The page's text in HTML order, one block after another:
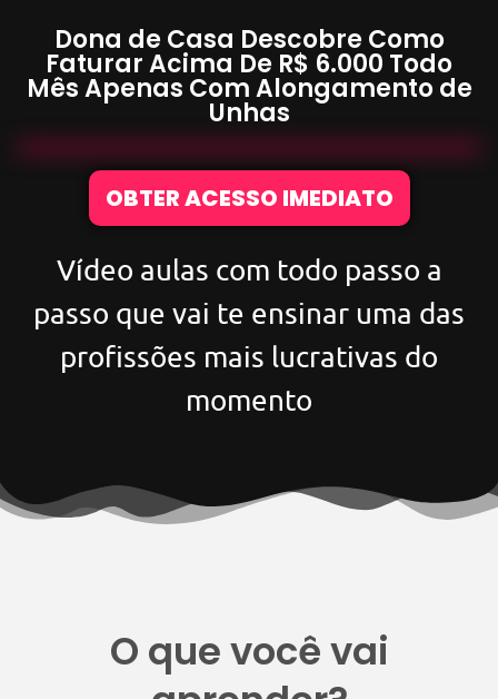
Dona de Casa Descobre Como
Faturar Acima De R$ 6.000 Todo
Mês Apenas ComAlongamento de
Unhas
OBTER ACESSO IMEDIATO
Vídeo aulas com todo passo a
passo que vai te ensinar uma das
profissões mais lucrativas do
momento
O que você vai